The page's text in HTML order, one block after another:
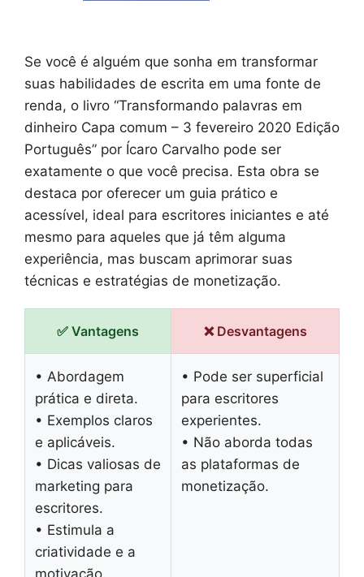
Se você é alguém que sonha em transformar
suas habilidades de escrita em uma fonte de
renda, o livro “Transformando palavras em
dinheiro Capa comum – 3 fevereiro 2020 Edição
Português” por Ícaro Carvalho pode ser
exatamente o que você precisa. Esta obra se
destaca por oferecer um guia prático e
acessível, ideal para escritores iniciantes e até
mesmo para aqueles que já têm alguma
experiência, mas buscam aprimorar suas
técnicas e estratégias de monetização.
✅ Vantagens ❌ Desvantagens
• Abordagem
prática e direta.
• Exemplos claros
e aplicáveis.
• Dicas valiosas de
marketing para
escritores.
• Estimula a
criatividade e a
motivação.
• Pode ser superficial
para escritores
experientes.
• Não aborda todas
as plataformas de
monetização.